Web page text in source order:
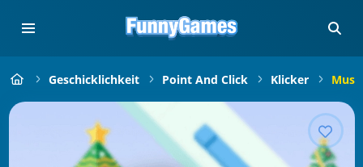
Geschicklichkeit Point And Click Klicker